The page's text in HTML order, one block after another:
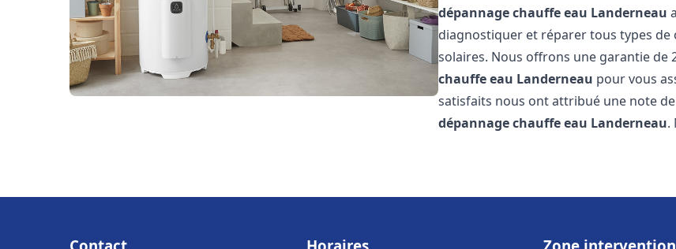
dépannage chauffe eau Landerneau
diagnostiquer et réparer tous types de
solaires. Nous offrons une garantie de
chauffe eau Landerneau pour vous
satisfaits nous ont attribué une note
dépannage chauffe eau Landerneau.